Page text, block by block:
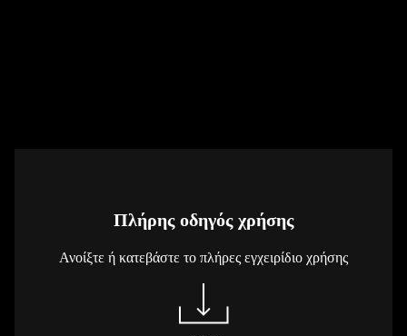
Πλήρης οδηγός χρήσης
Ανοίξτε ή κατεβάστε το πλήρες εγχειρίδιο χρήσης